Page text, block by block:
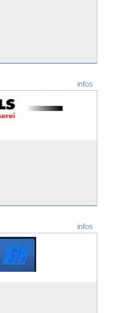
infos
infos